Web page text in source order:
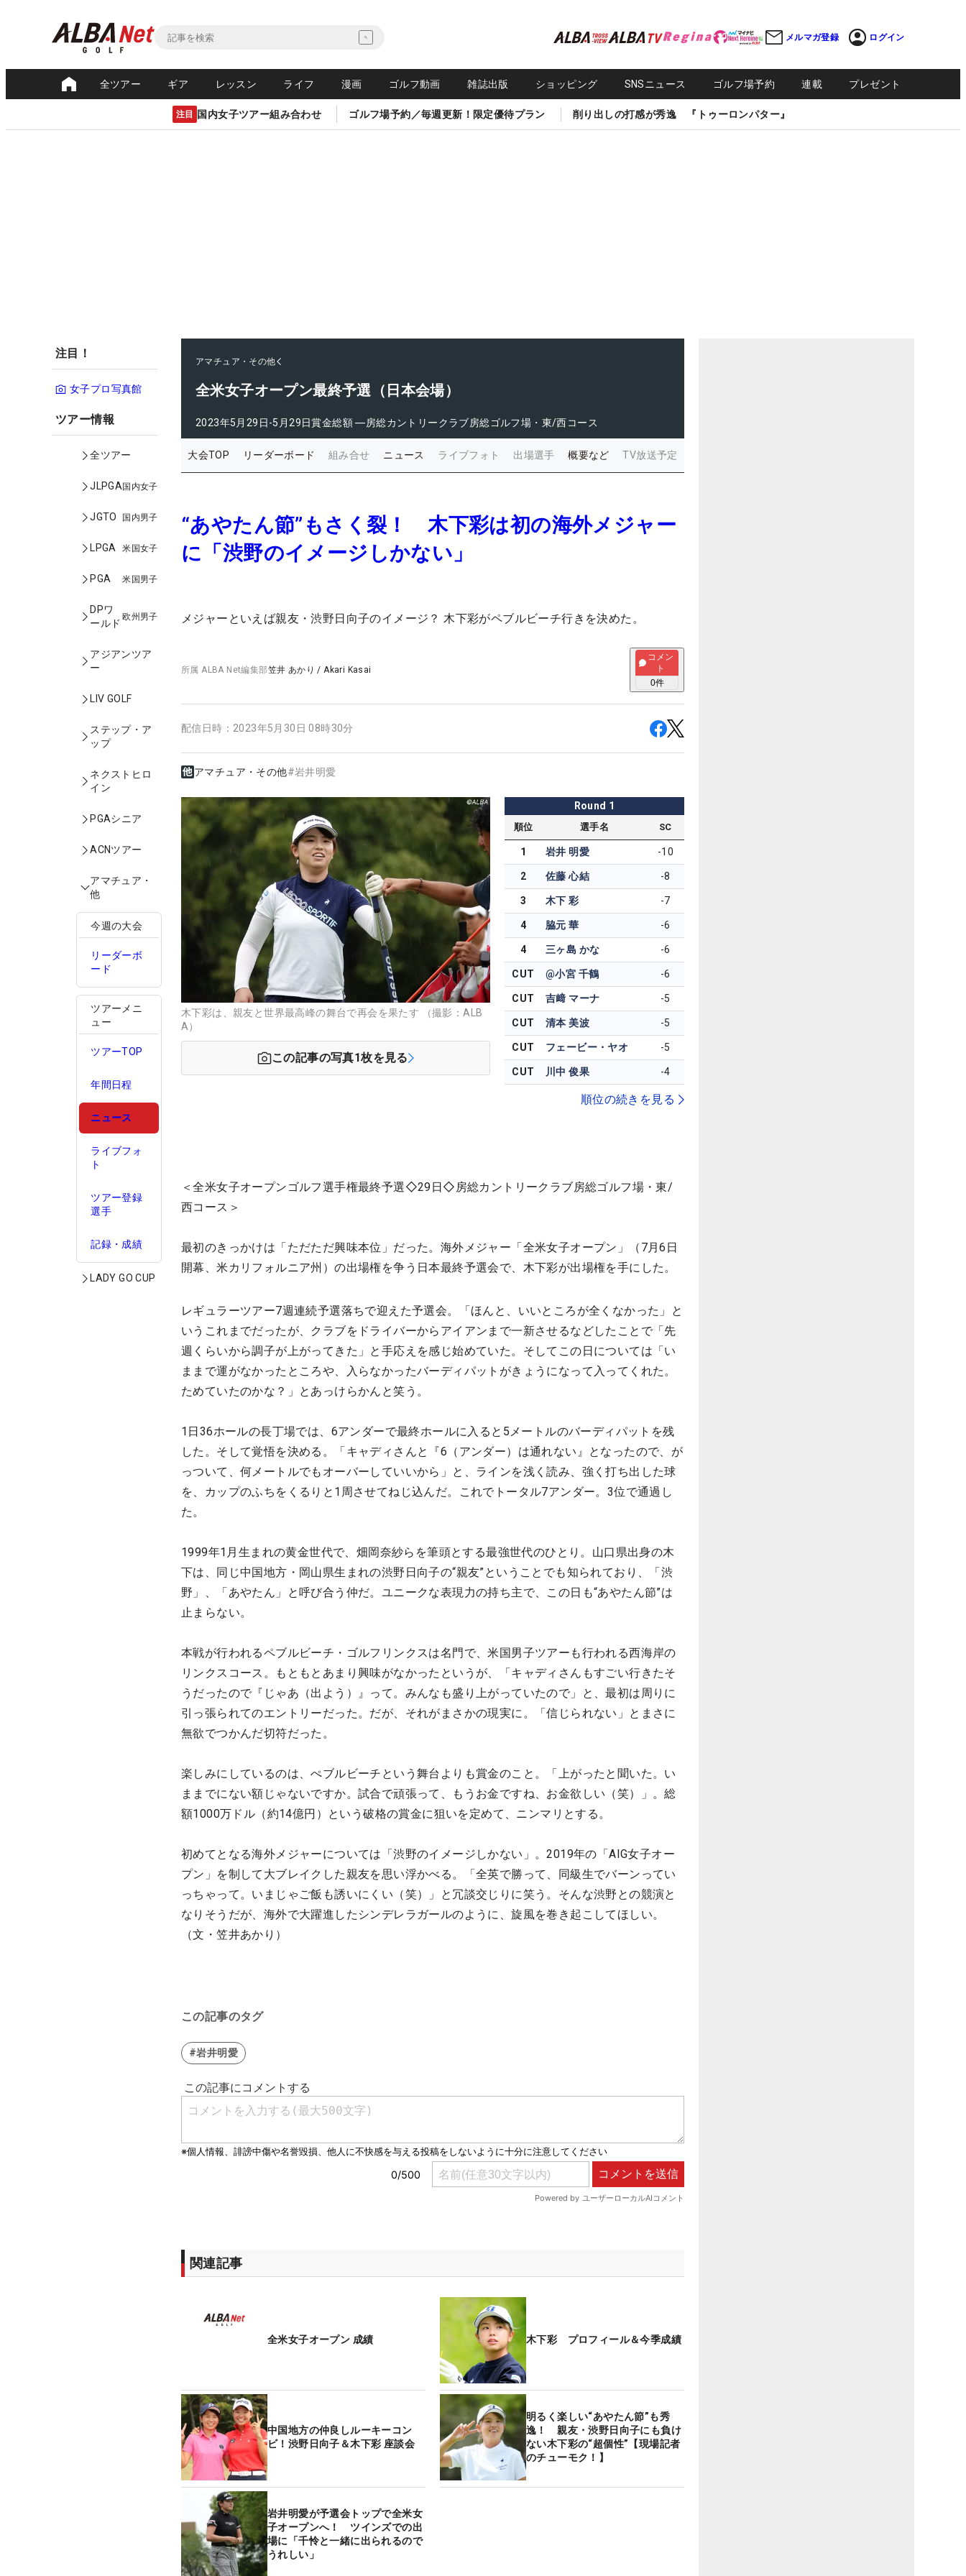
メルマガ登録 ログイン
全ツアー ギア レッスン ライフ 漫画 ゴルフ動画 雑誌出版 ショッピング SNSニュース ゴルフ場予約 連載 プレゼント
注目 国内女子ツアー組み合わせ ゴルフ場予約／毎週更新！限定優待プラン 削り出しの打感が秀逸 『トゥーロンパター』
注目！
女子プロ写真館
ツアー情報
全ツアー
JLPGA国内女子
JGTO 国内男子
LPGA 米国女子
PGA 米国男子
DPワ
ールド
欧州男子
アジアンツア
ー
LIV GOLF
ステップ・ア
ップ
ネクストヒロ
イン
PGAシニア
ACNツアー
アマチュア・
他
今週の大会
リーダーボ
ード
ツアーメニ
ュー
ツアーTOP
年間日程
ニュース
ライブフォ
ト
ツアー登録
選手
記録・成績
LADY GO CUP
アマチュア・その他
全米女子オープン最終予選（日本会場）
2023年5月29日-5月29日賞金総額 ―房総カントリークラブ房総ゴルフ場・東/西コース
大会TOP リーダーボード 組み合せ ニュース ライブフォト 出場選手 概要など TV放送予定
“あやたん節”もさく裂！ 木下彩は初の海外メジャー
に「渋野のイメージしかない」
メジャーといえば親友・渋野日向子のイメージ？ 木下彩がペブルビーチ行きを決めた。
所属ALBA Net編集部笠井 あかり /Akari Kasai
コメン
ト
0件
配信日時： 2023年5月30日 08時30分
アマチュア・その他#岩井明愛
木下彩は、親友と世界最高峰の舞台で再会を果たす （撮影：ALB
A）
この記事の写真1枚を見る
Round 1
順位 選手名 SC
1 岩井 明愛 -10
2 佐藤 心結 -8
3 木下 彩 -7
4 脇元 華 -6
4 三ヶ島 かな -6
CUT @小宮 千鶴 -6
CUT 吉﨑 マーナ -5
CUT 清本 美波 -5
CUT フェービー・ヤオ -5
CUT 川中 俊果 -4
順位の続きを見る
＜全米女子オープンゴルフ選手権最終予選◇29日◇房総カントリークラブ房総ゴルフ場・東/
西コース＞
最初のきっかけは「ただただ興味本位」だった。海外メジャー「全米女子オープン」（7月6日
開幕、米カリフォルニア州）の出場権を争う日本最終予選会で、木下彩が出場権を手にした。
レギュラーツアー7週連続予選落ちで迎えた予選会。「ほんと、いいところが全くなかった」と
いうこれまでだったが、クラブをドライバーからアイアンまで一新させるなどしたことで「先
週くらいから調子が上がってきた」と手応えを感じ始めていた。そしてこの日については「い
ままで運がなかったところや、入らなかったバーディパットがきょうになって入ってくれた。
ためていたのかな？」とあっけらかんと笑う。
1日36ホールの長丁場では、6アンダーで最終ホールに入ると5メートルのバーディパットを残
した。そして覚悟を決める。「キャディさんと『6（アンダー）は通れない』となったので、が
っついて、何メートルでもオーバーしていいから」と、ラインを浅く読み、強く打ち出した球
を、カップのふちをくるりと1周させてねじ込んだ。これでトータル7アンダー。3位で通過し
た。
1999年1月生まれの黄金世代で、畑岡奈紗らを筆頭とする最強世代のひとり。山口県出身の木
下は、同じ中国地方・岡山県生まれの渋野日向子の“親友”ということでも知られており、「渋
野」、「あやたん」と呼び合う仲だ。ユニークな表現力の持ち主で、この日も“あやたん節”は
止まらない。
本戦が行われるペブルビーチ・ゴルフリンクスは名門で、米国男子ツアーも行われる西海岸の
リンクスコース。もともとあまり興味がなかったというが、「キャディさんもすごい行きたそ
うだったので『じゃあ（出よう）』って。みんなも盛り上がっていたので」と、最初は周りに
引っ張られてのエントリーだった。だが、それがまさかの現実に。「信じられない」とまさに
無欲でつかんだ切符だった。
楽しみにしているのは、ぺブルビーチという舞台よりも賞金のこと。「上がったと聞いた。い
ままでにない額じゃないですか。試合で頑張って、もうお金ですね、お金欲しい（笑）」。総
額1000万ドル（約14億円）という破格の賞金に狙いを定めて、ニンマリとする。
初めてとなる海外メジャーについては「渋野のイメージしかない」。2019年の「AIG女子オー
プン」を制して大ブレイクした親友を思い浮かべる。「全英で勝って、同級生でバーンってい
っちゃって。いまじゃご飯も誘いにくい（笑）」と冗談交じりに笑う。そんな渋野との競演と
なりそうだが、海外で大躍進したシンデレラガールのように、旋風を巻き起こしてほしい。
（文・笠井あかり）
この記事のタグ
#岩井明愛
関連記事
全米女子オープン 成績 木下彩 プロフィール＆今季成績
中国地方の仲良しルーキーコン
ビ！渋野日向子＆木下彩 座談会
明るく楽しい“あやたん節”も秀
逸！ 親友・渋野日向子にも負け
ない木下彩の“超個性”【現場記者
のチューモク！】
岩井明愛が予選会トップで全米女
子オープンへ！ ツインズでの出
場に「千怜と一緒に出られるので
うれしい」